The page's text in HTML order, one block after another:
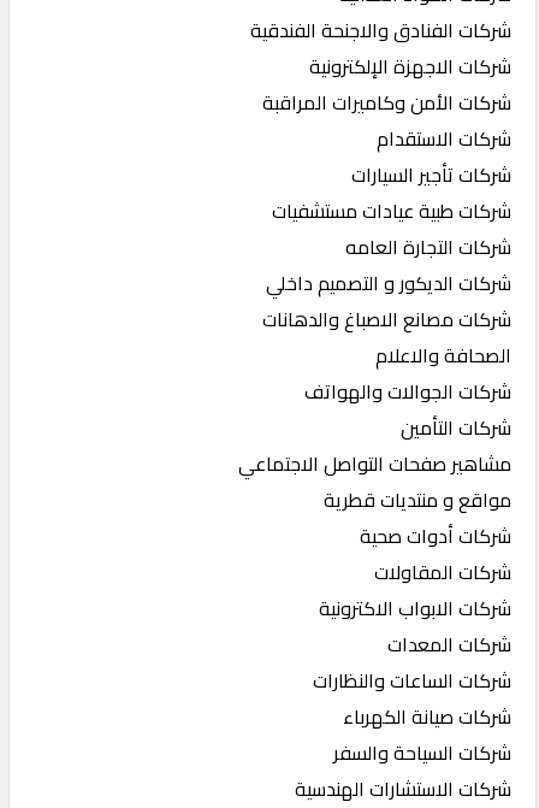
شركات الفنادق والاجنحة الفندقية
شركات الاجهزة الإلكترونية
شركات الأمن وكاميرات المراقبة
شركات الاستقدام
شركات تأجير السيارات
شركات طبية عيادات مستشفيات
شركات التجارة العامه
شركات الديكور و التصميم داخلي
شركات مصانع الاصباغ والدهانات
الصحافة والاعلام
شركات الجوالات والهواتف
شركات التأمين
مشاهير صفحات التواصل الاجتماعي
مواقع و منتديات قطرية
شركات أدوات صحية
شركات المقاولات
شركات الابواب الاكترونية
شركات المعدات
شركات الساعات والنظارات
شركات صيانة الكهرباء
شركات السياحة والسفر
شركات الاستشارات الهندسية